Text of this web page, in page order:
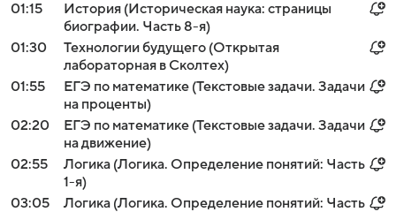
01:15
История (Историческая наука: страницы
биографии. Часть 8-я)
01:30
Технологии будущего (Открытая
лабораторная в Сколтех)
01:55
ЕГЭ по математике (Текстовые задачи. Задачи
на проценты)
02:20
ЕГЭ по математике (Текстовые задачи. Задачи
на движение)
02:55
Логика (Логика. Определение понятий: Часть
1-я)
03:05
Логика (Логика. Определение понятий: Часть